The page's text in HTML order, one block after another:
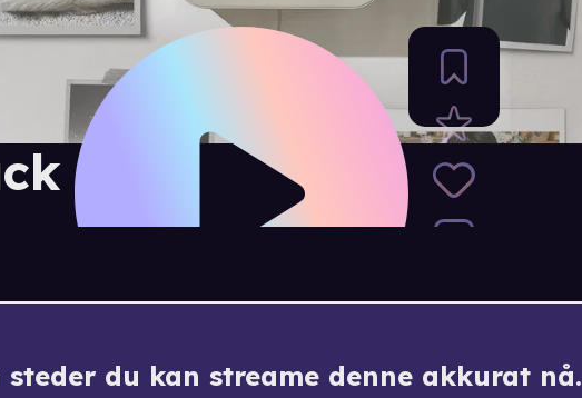
#1
du kan streame denne akkurat nå.